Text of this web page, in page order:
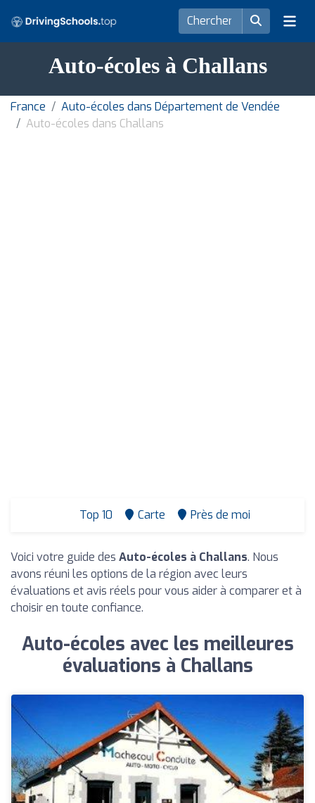
Auto-écoles à Challans
France
Auto-écoles dans Département de Vendée
Auto-écoles dans Challans
Top 10 Carte Près de moi
Voici votre guide des Auto-écoles à Challans. Nous
avons réuni les options de la région avec leurs
évaluations et avis réels pour vous aider à comparer et à
choisir en toute confiance.
Auto-écoles avec les meilleures
évaluations à Challans